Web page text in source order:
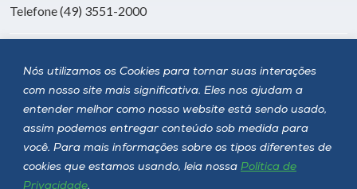
Nós utilizamos os Cookies para tornar suas interações
com nosso site mais significativa. Eles nos ajudam a
entender melhor como nosso website está sendo usado,
assim podemos entregar conteúdo sob medida para
você. Para mais informações sobre os tipos diferentes de
cookies que estamos usando, leia nossa Política de
Privacidade.
Telefone (49) 3551-2000
Siga a Unoesc